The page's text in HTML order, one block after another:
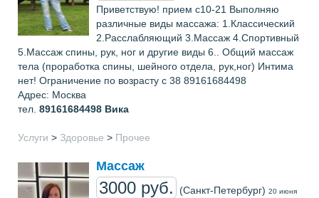
Приветствую! прием с10-21 Выполняю
различные виды массажа: 1.Классический
2.Расслабляющий 3.Массаж 4.Спортивный
5.Массаж спины, рук, ног и другие виды 6.. Общий массаж
тела (проработка спины, шейного отдела, рук,ног) Интима
нет! Ограничение по возрасту с 38 89161684498
Адрес: Москва
тел. 89161684498 Вика
Услуги > Здоровье > Прочее
Массаж
3000 руб. (Санкт-Петербург) 20 июня